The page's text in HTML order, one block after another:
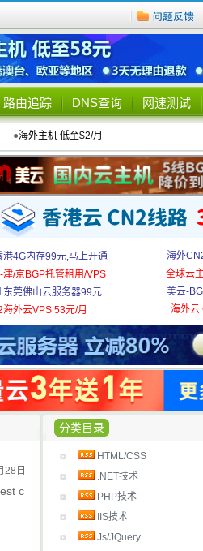
路由追踪 DNS查询 网速测试
●海外主机 低至$2/月
港4G内存99元,马上开通
津/京BGP托管租用/VPS
东莞佛山云服务器99元
外云VPS 53元/月
海外
全球云
美云-
海外云
分类目录
HTML/CSS
.NET技术
PHP技术
IIS技术
Js/JQuery
28日
c